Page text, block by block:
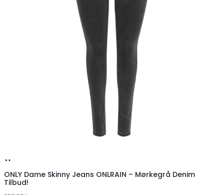
hos
ONLY Dame Skinny Jeans ONLRAIN – Mørkegrå Denim
Tilbud!